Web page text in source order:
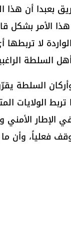
بعبدا أن
هذا الأمر
لا
السلطة
الولايات
الإطار
فعلياً، وأن